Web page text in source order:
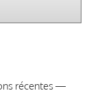
récentes —